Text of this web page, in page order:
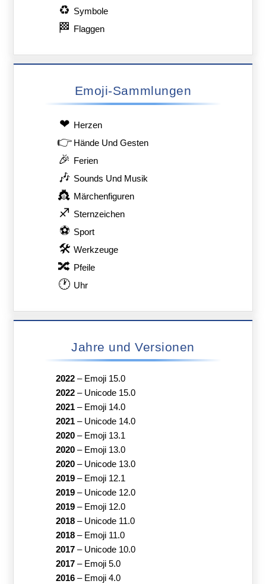
♻ Symbole
🏁 Flaggen
Emoji-Sammlungen
❤ Herzen
👉 Hände Und Gesten
🎉 Ferien
🎶 Sounds Und Musik
👸 Märchenfiguren
♐ Sternzeichen
⚽ Sport
🛠 Werkzeuge
🔀 Pfeile
🕐 Uhr
Jahre und Versionen
2022– Emoji 15.0
2022– Unicode 15.0
2021– Emoji 14.0
2021– Unicode 14.0
2020– Emoji 13.1
2020– Emoji 13.0
2020– Unicode 13.0
2019– Emoji 12.1
2019– Unicode 12.0
2019– Emoji 12.0
2018– Unicode 11.0
2018– Emoji 11.0
2017– Unicode 10.0
2017– Emoji 5.0
2016– Emoji 4.0